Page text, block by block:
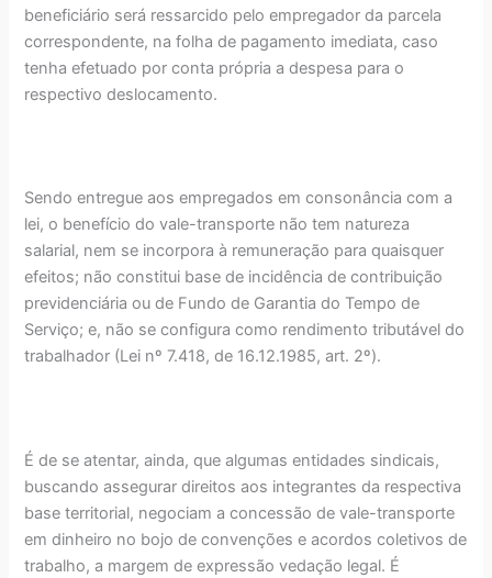
beneficiário será ressarcido pelo empregador da parcela
correspondente, na folha de pagamento imediata, caso
tenha efetuado por conta própria a despesa para o
respectivo deslocamento.
Sendo entregue aos empregados em consonância com a
lei, o benefício do vale-transporte não tem natureza
salarial, nem se incorpora à remuneração para quaisquer
efeitos; não constitui base de incidência de contribuição
previdenciária ou de Fundo de Garantia do Tempo de
Serviço; e, não se configura como rendimento tributável do
trabalhador (Lei nº 7.418, de 16.12.1985, art. 2º).
É de se atentar, ainda, que algumas entidades sindicais,
buscando assegurar direitos aos integrantes da respectiva
base territorial, negociam a concessão de vale-transporte
em dinheiro no bojo de convenções e acordos coletivos de
trabalho, a margem de expressão vedação legal. É